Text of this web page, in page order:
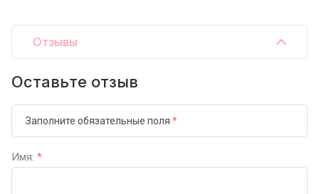
Отзывы
Оставьте отзыв
Заполните обязательные поля *
Имя: *